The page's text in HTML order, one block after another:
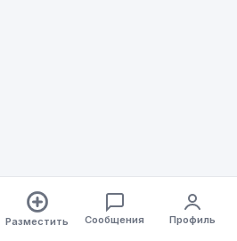
Разместить Сообщения Профиль